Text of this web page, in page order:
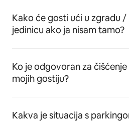
Kako će gosti ući u zgradu /
jedinicu ako ja nisam tamo?
Ko je odgovoran za
mojih gostiju?
Kakva je situacija s